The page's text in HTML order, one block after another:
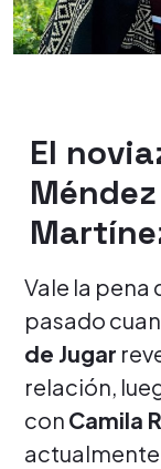
El
Vale la pena
pasado
de Jugar
relación,
con Camila